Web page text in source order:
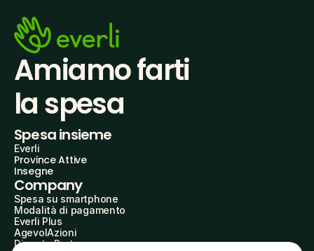
Amiamo farti
la spesa
Spesa insieme
Everli
Province Attive
Insegne
Company
Spesa su smartphone
Modalità di pagamento
Everli Plus
AgevolAzioni
Diventa Partner